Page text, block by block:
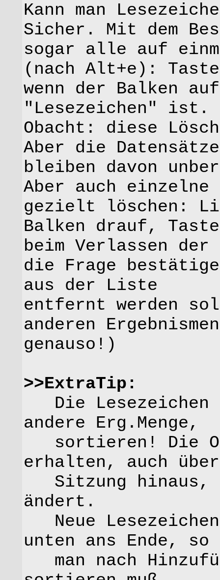
Kann man
Sicher. Mit dem
sogar alle auf
(nach Alt+e):
wenn der Balken
"Lesezeichen" ist.
Obacht: diese
Aber die
bleiben davon
Aber auch einzelne
gezielt löschen:
Balken drauf,
beim Verlassen
die Frage
aus der Liste
entfernt werden
anderen
genauso!)
>>ExtraTip:
Die Lesezeichen
andere Erg.Menge,
sortieren! Die
erhalten, auch
Sitzung hinaus,
ändert.
Neue
unten ans Ende, so
man nach